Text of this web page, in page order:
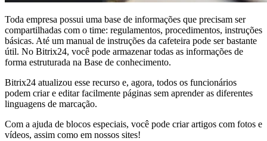
Toda empresa possui uma base de informações que precisam ser
compartilhadas com o time: regulamentos, procedimentos, instruções
básicas. Até um manual de instruções da cafeteira pode ser bastante
útil. No Bitrix24, você pode armazenar todas as informações de
forma estruturada na Base de conhecimento.
Bitrix24 atualizou esse recurso e, agora, todos os funcionários
podem criar e editar facilmente páginas sem aprender as diferentes
linguagens de marcação.
Com a ajuda de blocos especiais, você pode criar artigos com fotos e
vídeos, assim como em nossos sites!